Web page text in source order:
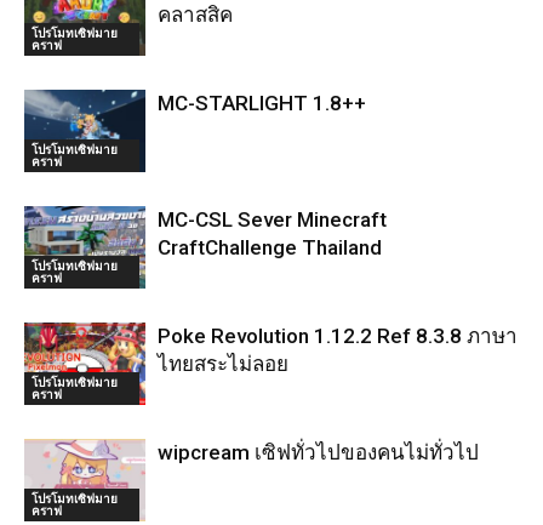
โปรโมทเซิฟมาย
คราฟ
คลาสสิค
โปรโมทเซิฟมาย
คราฟ
MC-STARLIGHT 1.8++
โปรโมทเซิฟมาย
คราฟ
MC-CSL Sever Minecraft
CraftChallenge Thailand
โปรโมทเซิฟมาย
คราฟ
Poke Revolution 1.12.2 Ref 8.3.8 ภาษา
ไทยสระไม่ลอย
โปรโมทเซิฟมาย
คราฟ
wipcream เซิฟทั่วไปของคนไม่ทั่วไป